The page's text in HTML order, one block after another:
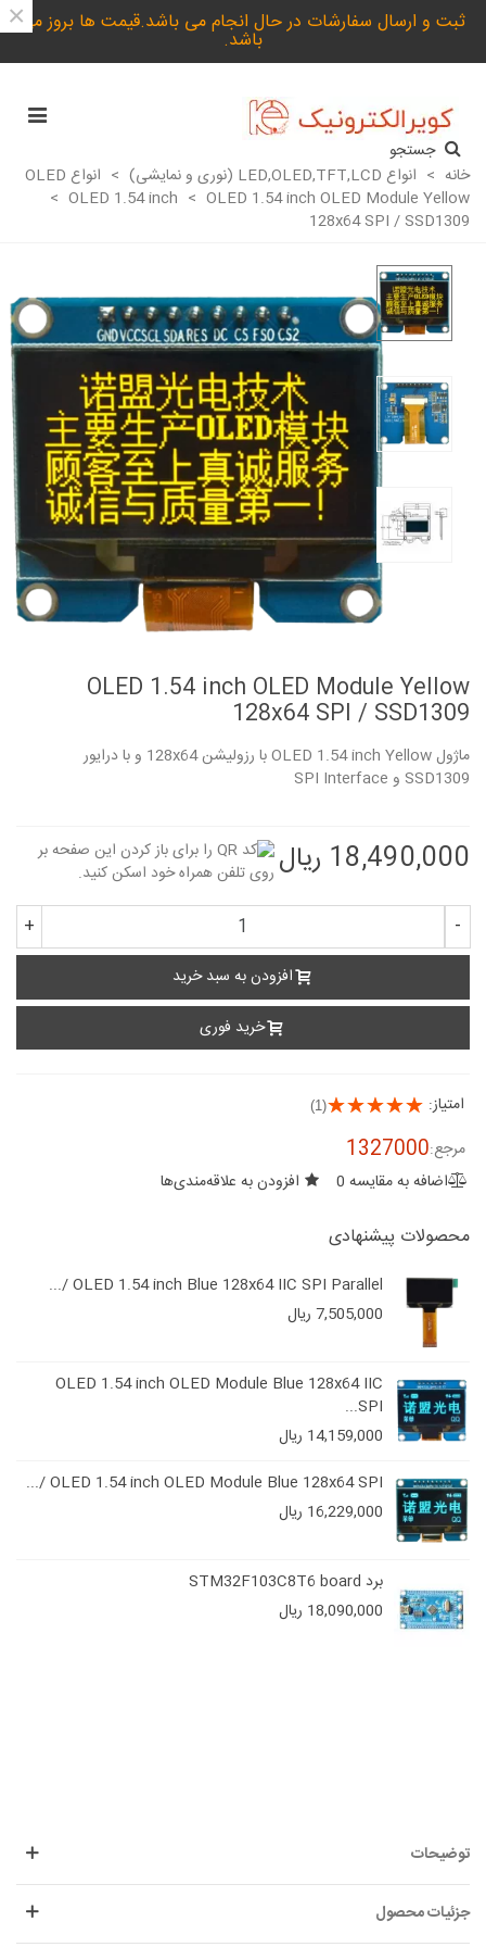
ثبت و ارسال سفارشات در حال انجام می باشد.قیمت ها بروز می
باشد.
×
جستجو
خانه > انواع LED,OLED,TFT,LCD (نوری و نمایشی) > انواع OLED
> OLED 1.54 inch > OLED 1.54 inch OLED Module Yellow
128x64 SPI / SSD1309
OLED 1.54 inch OLED Module Yellow
128x64 SPI / SSD1309
ماژول OLED 1.54 inch Yellow با رزولیشن 128x64 و با درایور
SSD1309 و SPI Interface
18,490,000 ریال
-
+
افزودن به سبد خرید
خرید فوری
امتیاز: (1)
مرجع:1327000
اضافه به مقایسه 0 افزودن به علاقه‌مندی‌ها
محصولات پیشنهادی
OLED 1.54 inch Blue 128x64 IIC SPI Parallel /...
7,505,000 ریال
OLED 1.54 inch OLED Module Blue 128x64 IIC
SPI...
14,159,000 ریال
OLED 1.54 inch OLED Module Blue 128x64 SPI /...
16,229,000 ریال
برد STM32F103C8T6 board
18,090,000 ریال
توضیحات
جزئیات محصول